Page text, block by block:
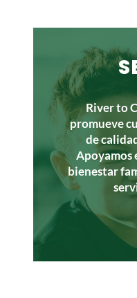
River to
promueve
de
Apoyamos
bienestar